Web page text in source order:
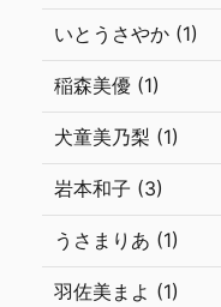
いとうさやか (1)
稲森美優 (1)
犬童美乃梨 (1)
岩本和子 (3)
うさまりあ (1)
羽佐美まよ (1)